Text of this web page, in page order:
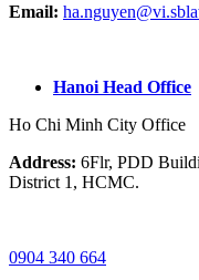
Email:
Hanoi Head Office
Ho Chi Minh City Office
Address: 6Flr, PDD
District 1, HCMC.
0904 340 664